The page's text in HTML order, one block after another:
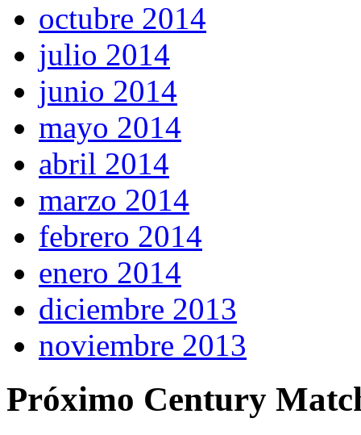
octubre 2014
julio 2014
junio 2014
mayo 2014
abril 2014
marzo 2014
febrero 2014
enero 2014
diciembre 2013
noviembre 2013
Próximo Century